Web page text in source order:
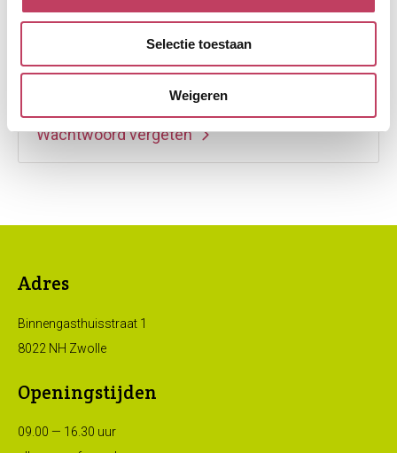
Selectie toestaan
Weigeren
Wachtwoord vergeten
Contactinformatie
Adres
Binnengasthuisstraat 1
8022 NH Zwolle
Openingstijden
09.00 — 16.30 uur